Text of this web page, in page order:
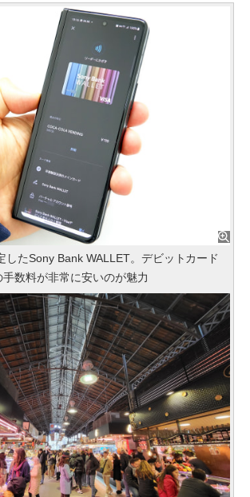
したSony Bank WALLET。デビットカード
数料が非常に安いのが魅力